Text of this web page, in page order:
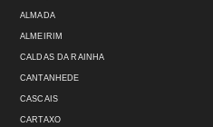
ALMADA
ALMEIRIM
CALDAS DA RAINHA
CANTANHEDE
CASCAIS
CARTAXO